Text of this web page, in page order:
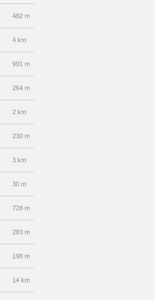
482 m
4 km
991 m
264 m
2 km
230 m
3 km
30 m
728 m
283 m
198 m
14 km